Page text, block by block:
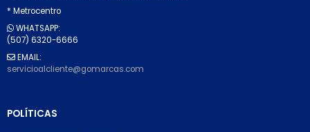
* Metrocentro
WHATSAPP:
(507) 6320-6666
EMAIL:
servicioalcliente@gomarcas.com
POLÍTICAS